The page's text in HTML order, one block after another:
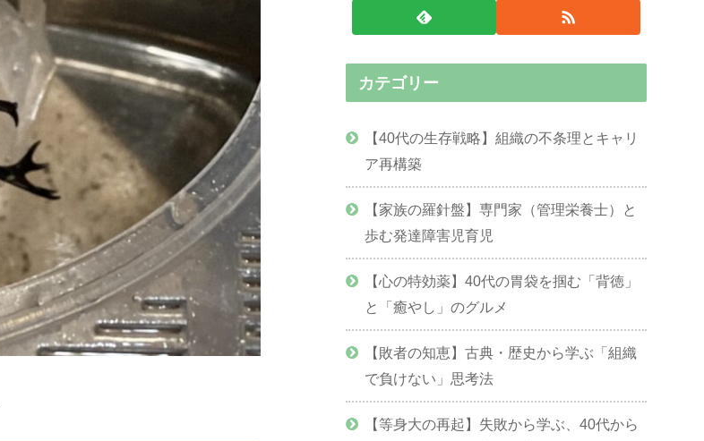
カテゴリー
【40代の生存戦略】組織の不条理とキャリ
ア再構築
【家族の羅針盤】専門家（管理栄養士）と
歩む発達障害児育児
【心の特効薬】40代の胃袋を掴む「背徳」
と「癒やし」のグルメ
【敗者の知恵】古典・歴史から学ぶ「組織
で負けない」思考法
【等身大の再起】失敗から学ぶ、40代から